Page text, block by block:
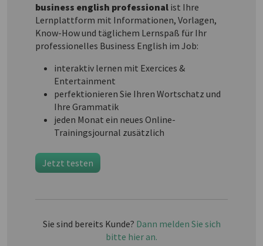
business english professional ist Ihre
Lernplattform mit Informationen, Vorlagen,
Know-How und täglichem Lernspaß für Ihr
professionelles Business English im Job:
interaktiv lernen mit Exercices &
Entertainment
perfektionieren Sie Ihren Wortschatz und
Ihre Grammatik
jeden Monat ein neues Online-
Trainingsjournal zusätzlich
Jetzt testen
Sie sind bereits Kunde? Dann melden Sie sich
bitte hier an.